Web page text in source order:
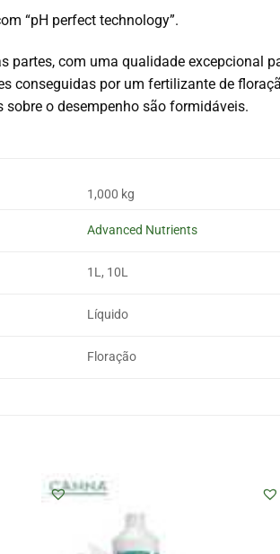
“pH perfect technology”.
partes, com uma qualidade excepcional
conseguidas por um fertilizante de
o desempenho são formidáveis.
1,000 kg
Advanced Nutrients
1L, 10L
Líquido
Floração